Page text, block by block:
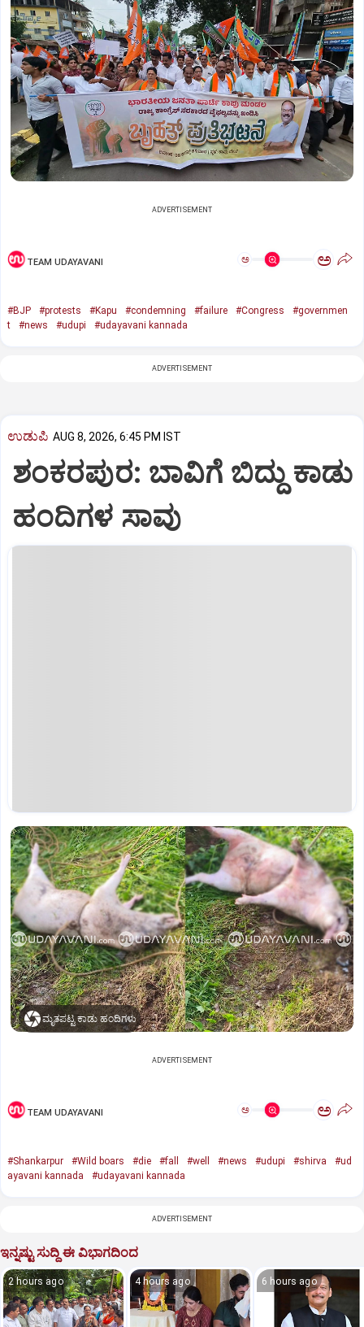
ADVERTISEMENT
TEAM UDAYAVANI ಅ ಅ
#BJP #protests #Kapu #condemning #failure #Congress
#governmen
t
#news #udupi #udayavani kannada
ADVERTISEMENT
ಉಡುಪಿ AUG 8, 2026, 6:45 PM IST
ಶಂಕರಪುರ: ಬಾವಿಗೆ ಬಿದ್ದು ಕಾಡು
ಹಂದಿಗಳ ಸಾವು
ಮೃತಪಟ್ಟ ಕಾಡು ಹಂದಿಗಳು
ADVERTISEMENT
TEAM UDAYAVANI ಅ ಅ
#Shankarpur #Wild boars #die #fall #well #news #udupi #shirva
#ud
ayavani kannada
#udayavani kannada
ADVERTISEMENT
ಇನ್ನಷ್ಟು ಸುದ್ದಿ ಈ ವಿಭಾಗದಿಂದ
2 hours ago 4 hours ago 6 hours ago